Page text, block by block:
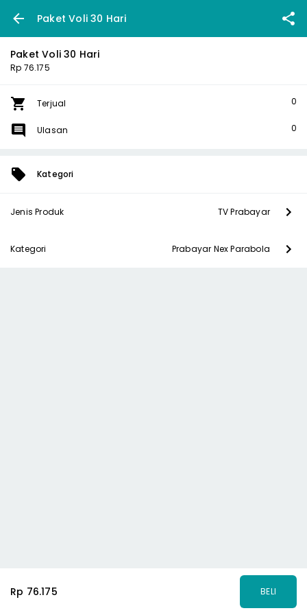
Paket Voli 30 Hari
Paket Voli 30 Hari
Rp 76.175
Terjual 0
Ulasan 0
Kategori
Jenis Produk TV Prabayar
Kategori Prabayar Nex Parabola
Rp 76.175 BELI